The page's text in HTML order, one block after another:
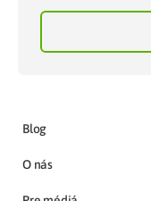
Blog
O nás